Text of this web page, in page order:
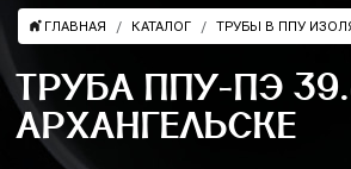
ГЛАВНАЯ КАТАЛОГ ТРУБЫ В ППУ
ТРУБА ППУ-ПЭ
АРХАНГЕЛЬСКЕ